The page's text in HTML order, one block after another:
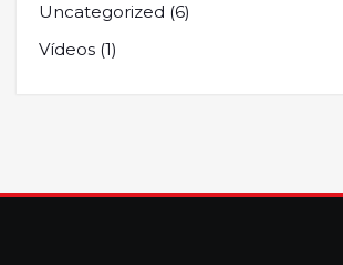
Uncategorized (6)
Vídeos (1)